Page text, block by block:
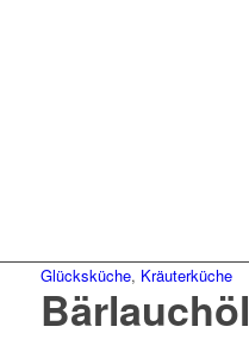
Glücksküche, Kräuterküche
Bärlauchöl